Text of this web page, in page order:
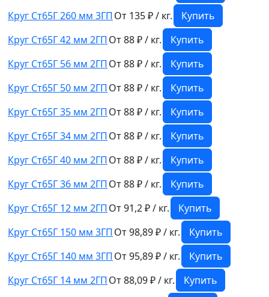
Круг Ст65Г 260 мм 3ГПОт 135 ₽ / кг.
Купить
Круг Ст65Г 42 мм 2ГПОт 88 ₽ / кг.
Купить
Круг Ст65Г 56 мм 2ГПОт 88 ₽ / кг.
Купить
Круг Ст65Г 50 мм 2ГПОт 88 ₽ / кг.
Купить
Круг Ст65Г 35 мм 2ГПОт 88 ₽ / кг.
Купить
Круг Ст65Г 34 мм 2ГПОт 88 ₽ / кг.
Купить
Круг Ст65Г 40 мм 2ГПОт 88 ₽ / кг.
Купить
Круг Ст65Г 36 мм 2ГПОт 88 ₽ / кг.
Купить
Круг Ст65Г 12 мм 2ГПОт 91,2 ₽ / кг.
Купить
Круг Ст65Г 150 мм 3ГПОт 98,89 ₽ / кг.
Купить
Круг Ст65Г 140 мм 3ГПОт 95,89 ₽ / кг.
Купить
Круг Ст65Г 14 мм 2ГПОт 88,09 ₽ / кг.
Купить